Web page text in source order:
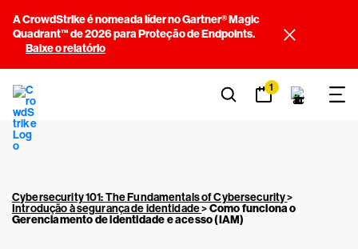
A CrowdStrike é nomeada líder no Gartner® Magic
Quadrant™ de 2026 para Proteção de Endpoints.
Baixe o relatório
1
Cybersecurity 101: The Fundamentals of Cybersecurity>
Introdução à segurança de identidade>Como funciona o
Gerenciamento de identidade e acesso (IAM)